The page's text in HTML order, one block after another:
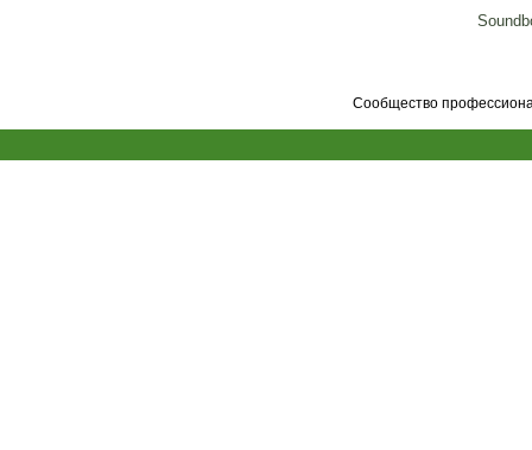
Сообщество